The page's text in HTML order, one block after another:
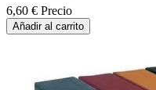
6,60 € Precio
Añadir al carrito